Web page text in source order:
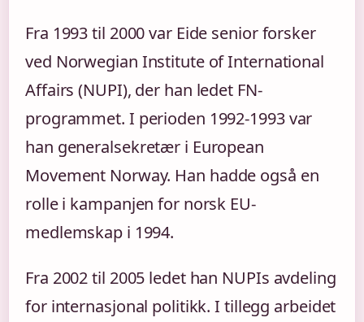
Fra 1993 til 2000 var Eide senior forsker
ved Norwegian Institute of International
Affairs (NUPI), der han ledet FN-
programmet. I perioden 1992-1993 var
han generalsekretær i European
Movement Norway. Han hadde også en
rolle i kampanjen for norsk EU-
medlemskap i 1994.
Fra 2002 til 2005 ledet han NUPIs avdeling
for internasjonal politikk. I tillegg arbeidet